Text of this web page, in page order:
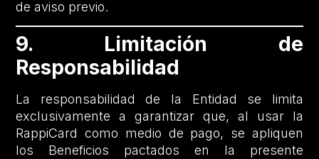
de aviso previo.
9. Limitación de
Responsabilidad
La responsabilidad de la Entidad se limita
exclusivamente a garantizar que, al usar la
RappiCard como medio de pago, se apliquen
los Beneficios pactados en la presente